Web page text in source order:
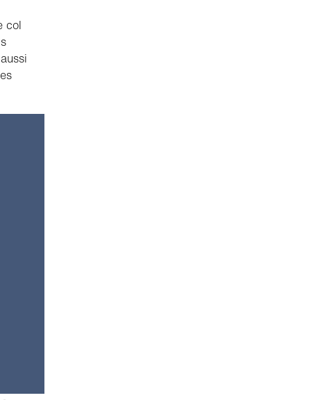
col